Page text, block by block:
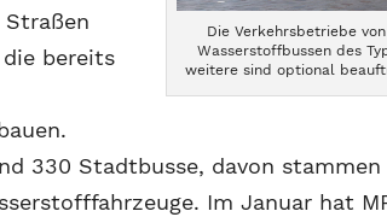
Die Verkehrsbetriebe
Wasserstoffbussen des
weitere sind optional
bereits
330 Stadtbusse, davon
Im Januar hat